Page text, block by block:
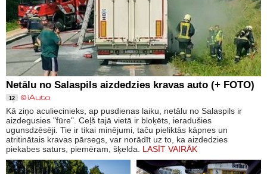
Netālu no Salaspils aizdedzies kravas auto (+ FOTO)
12
Kā ziņo aculiecinieks, ap pusdienas laiku, netālu no Salaspils ir
aizdegusies "fūre". Ceļš tajā vietā ir bloķēts, ieradušies
ugunsdzēsēji. Tie ir tikai minējumi, taču pieliktās kāpnes un
atritinātais kravas pārsegs, var norādīt uz to, ka aizdedzies
piekabes saturs, piemēram, šķelda. LASĪT VAIRĀK